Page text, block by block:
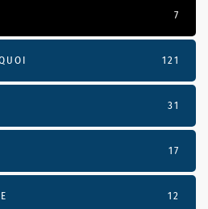
7
121
31
17
12